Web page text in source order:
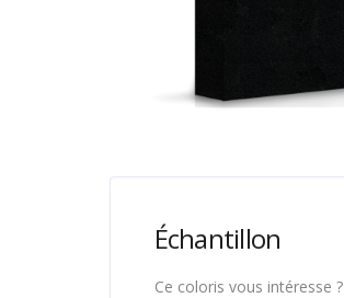
Échantillon
Ce coloris vous intéresse ?